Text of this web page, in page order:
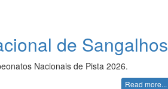
de Sangalhos
Nacionais de Pista 2026.
Read more...